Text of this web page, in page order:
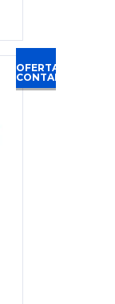
OFERTA
CONTADO